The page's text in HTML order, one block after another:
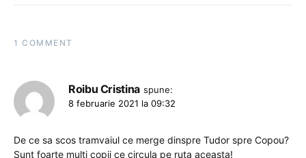
1 COMMENT
Roibu Cristina spune:
8 februarie 2021 la 09:32
De ce sa scos tramvaiul ce merge dinspre Tudor spre Copou?
Sunt foarte mulți copii ce circula pe ruta aceasta!